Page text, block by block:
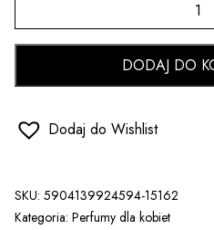
DODAJ DO
Dodaj do Wishlist
SKU: 5904139924594-15162
Kategoria: Perfumy dla kobiet